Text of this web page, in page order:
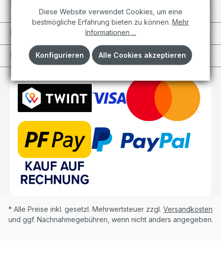
Informationen
Kundenkonto
* Alle Preise inkl. gesetzl. Mehrwertsteuer zzgl. Versandkosten
und ggf. Nachnahmegebühren, wenn nicht anders angegeben.
Diese Website verwendet Cookies, um eine
bestmögliche Erfahrung bieten zu können. Mehr
Informationen ...
Konfigurieren Alle Cookies akzeptieren